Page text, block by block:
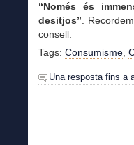
“Només és
desitjos”.
consell.
Tags: Consumisme,
Una resposta fins a